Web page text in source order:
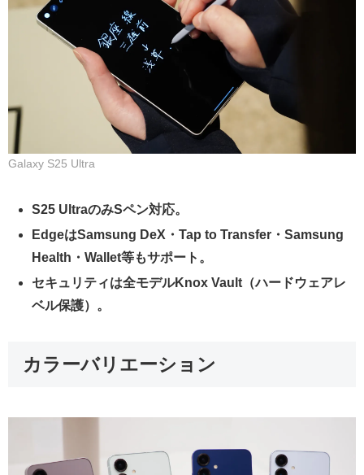
Galaxy S25 Ultra
S25 UltraのみSペン対応。
EdgeはSamsung DeX・Tap to Transfer・Samsung
Health・Wallet等もサポート。
セキュリティは全モデルKnox Vault（ハードウェアレ
ベル保護）。
カラーバリエーション